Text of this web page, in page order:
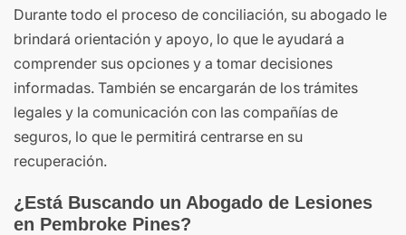
Durante todo el proceso de conciliación, su abogado le
brindará orientación y apoyo, lo que le ayudará a
comprender sus opciones y a tomar decisiones
informadas. También se encargarán de los trámites
legales y la comunicación con las compañías de
seguros, lo que le permitirá centrarse en su
recuperación.
¿Está Buscando un Abogado de Lesiones
en Pembroke Pines?